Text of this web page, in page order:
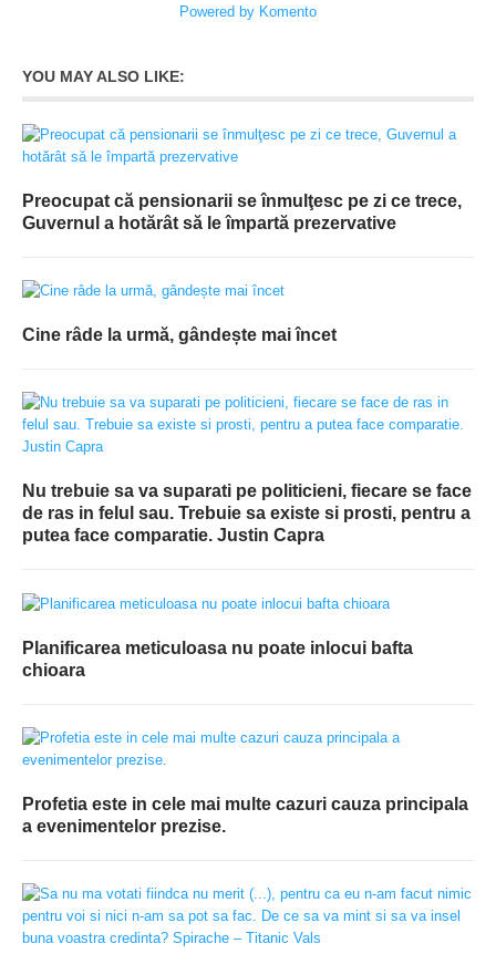
Powered by Komento
YOU MAY ALSO LIKE:
Preocupat că pensionarii se înmulţesc pe zi ce trece,
Guvernul a hotărât să le împartă prezervative
Cine râde la urmă, gândește mai încet
Nu trebuie sa va suparati pe politicieni, fiecare se face
de ras in felul sau. Trebuie sa existe si prosti, pentru a
putea face comparatie. Justin Capra
Planificarea meticuloasa nu poate inlocui bafta
chioara
Profetia este in cele mai multe cazuri cauza principala
a evenimentelor prezise.